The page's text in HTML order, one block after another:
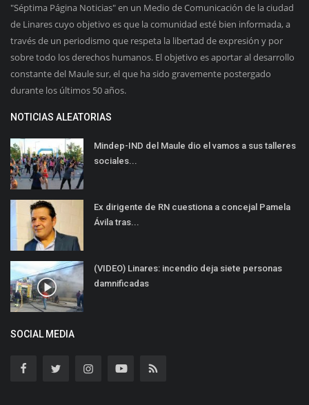
"Séptima Página Noticias" en un Medio de Comunicación de la ciudad
de Linares cuyo objetivo es que la comunidad esté bien informada, a
través de un periodismo que respeta la libertad de expresión y por
sobre todo los derechos humanos. El objetivo es aportar al desarrollo
constante del Maule sur, el que ha sido gravemente postergado
durante los últimos 50 años.
NOTICIAS ALEATORIAS
Mindep-IND del Maule dio el vamos a sus talleres
sociales...
Ex dirigente de RN cuestiona a concejal Pamela
Ávila tras...
(VIDEO) Linares: incendio deja siete personas
damnificadas
SOCIAL MEDIA